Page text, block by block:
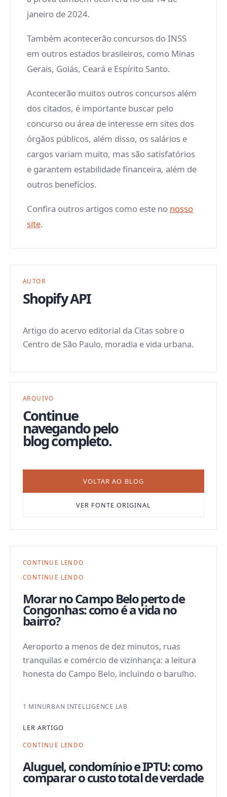
janeiro de 2024.
Também acontecerão concursos do INSS
em outros estados brasileiros, como Minas
Gerais, Goiás, Ceará e Espírito Santo.
Acontecerão muitos outros concursos além
dos citados, é importante buscar pelo
concurso ou área de interesse em sites dos
órgãos públicos, além disso, os salários e
cargos variam muito, mas são satisfatórios
e garantem estabilidade financeira, além de
outros benefícios.
Confira outros artigos como este no nosso
site.
AUTOR
Shopify API
Artigo do acervo editorial da Citas sobre o
Centro de São Paulo, moradia e vida urbana.
ARQUIVO
Continue
navegando pelo
blog completo.
VOLTAR AO BLOG
VER FONTE ORIGINAL
CONTINUE LENDO
CONTINUE LENDO
Morar no Campo Belo perto de
Congonhas: como é a vida no
bairro?
Aeroporto a menos de dez minutos, ruas
tranquilas e comércio de vizinhança: a leitura
honesta do Campo Belo, incluindo o barulho.
1 MINURBAN INTELLIGENCE LAB
LER ARTIGO
CONTINUE LENDO
Aluguel, condomínio e IPTU: como
comparar o custo total de verdade